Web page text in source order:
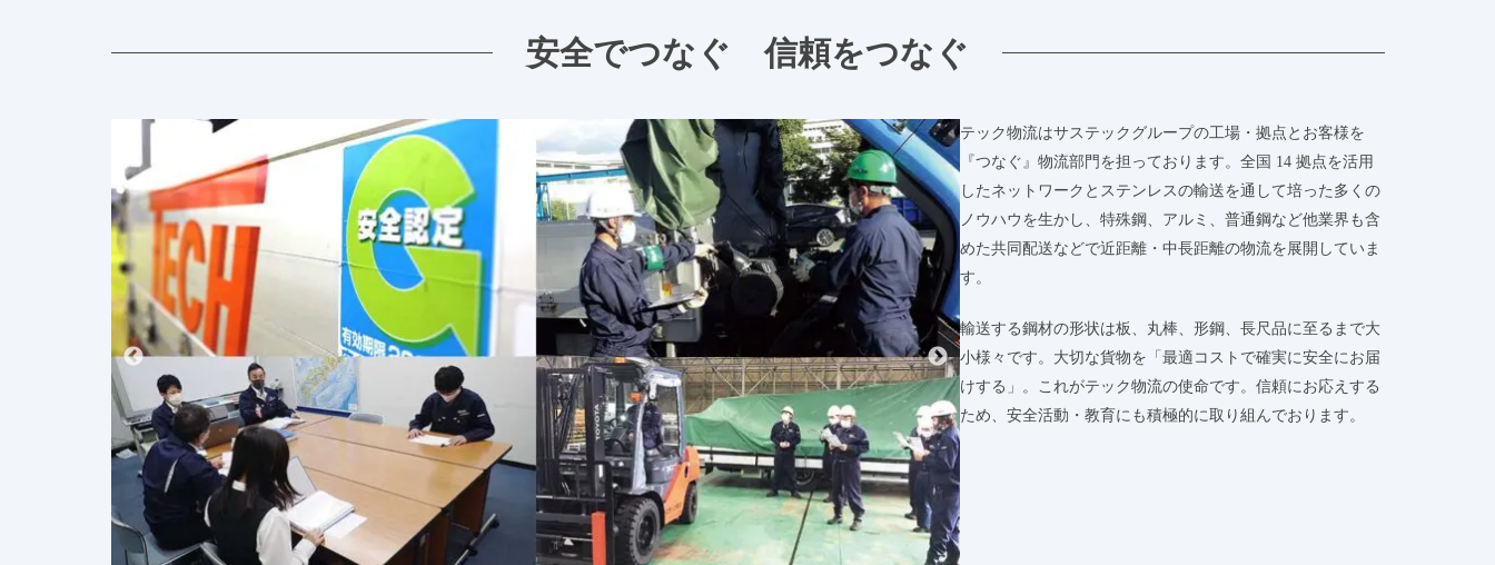
安全でつなぐ 信頼をつなぐ
テック物流はサステックグループの工場・拠点とお客様を
『つなぐ』物流部門を担っております。全国 14 拠点を活用
したネットワークとステンレスの輸送を通して培った多くの
ノウハウを生かし、特殊鋼、アルミ、普通鋼など他業界も含
めた共同配送などで近距離・中長距離の物流を展開していま
す。
輸送する鋼材の形状は板、丸棒、形鋼、長尺品に至るまで大
小様々です。大切な貨物を「最適コストで確実に安全にお届
けする」。これがテック物流の使命です。信頼にお応えする
ため、安全活動・教育にも積極的に取り組んでおります。